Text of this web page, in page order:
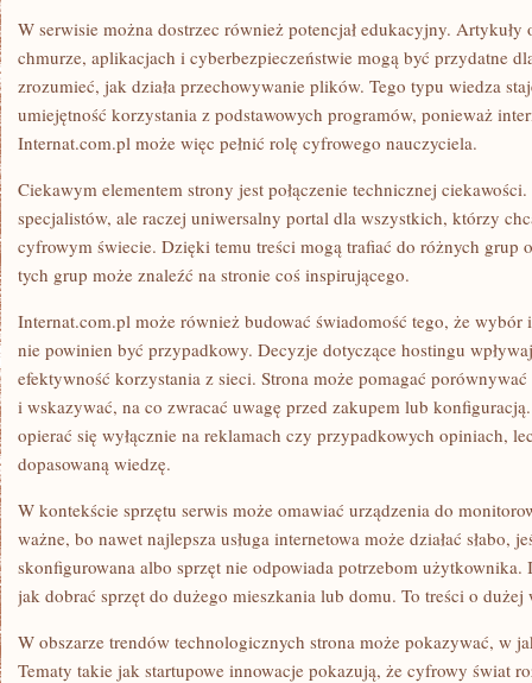
W serwisie można dostrzec również potencjał edukacyjny. Artykuły
chmurze, aplikacjach i cyberbezpieczeństwie mogą być przydatne
zrozumieć, jak działa przechowywanie plików. Tego typu wiedza
umiejętność korzystania z podstawowych programów, ponieważ
Internat.com.pl może więc pełnić rolę cyfrowego nauczyciela.
Ciekawym elementem strony jest połączenie technicznej
specjalistów, ale raczej uniwersalny portal dla wszystkich, którzy
cyfrowym świecie. Dzięki temu treści mogą trafiać do różnych grup
tych grup może znaleźć na stronie coś inspirującego.
Internat.com.pl może również budować świadomość tego, że wybór
nie powinien być przypadkowy. Decyzje dotyczące hostingu
efektywność korzystania z sieci. Strona może pomagać
i wskazywać, na co zwracać uwagę przed zakupem lub
opierać się wyłącznie na reklamach czy przypadkowych opiniach,
dopasowaną wiedzę.
W kontekście sprzętu serwis może omawiać urządzenia do
ważne, bo nawet najlepsza usługa internetowa może działać słabo,
skonfigurowana albo sprzęt nie odpowiada potrzebom użytkownika.
jak dobrać sprzęt do dużego mieszkania lub domu. To treści o
W obszarze trendów technologicznych strona może pokazywać, w
Tematy takie jak startupowe innowacje pokazują, że cyfrowy świat